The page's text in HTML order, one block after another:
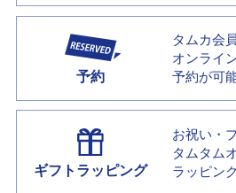
予約
タムカ会
オンライ
予約が可
ギフトラッピング
お祝い・
タムタム
ラッピン